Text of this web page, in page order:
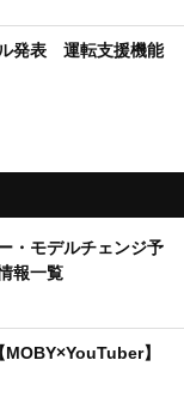
発表 運転支援機能
・モデルチェンジ予
報一覧
】